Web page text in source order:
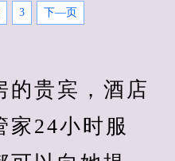
3 下—页
贵宾，酒店
家24小时服